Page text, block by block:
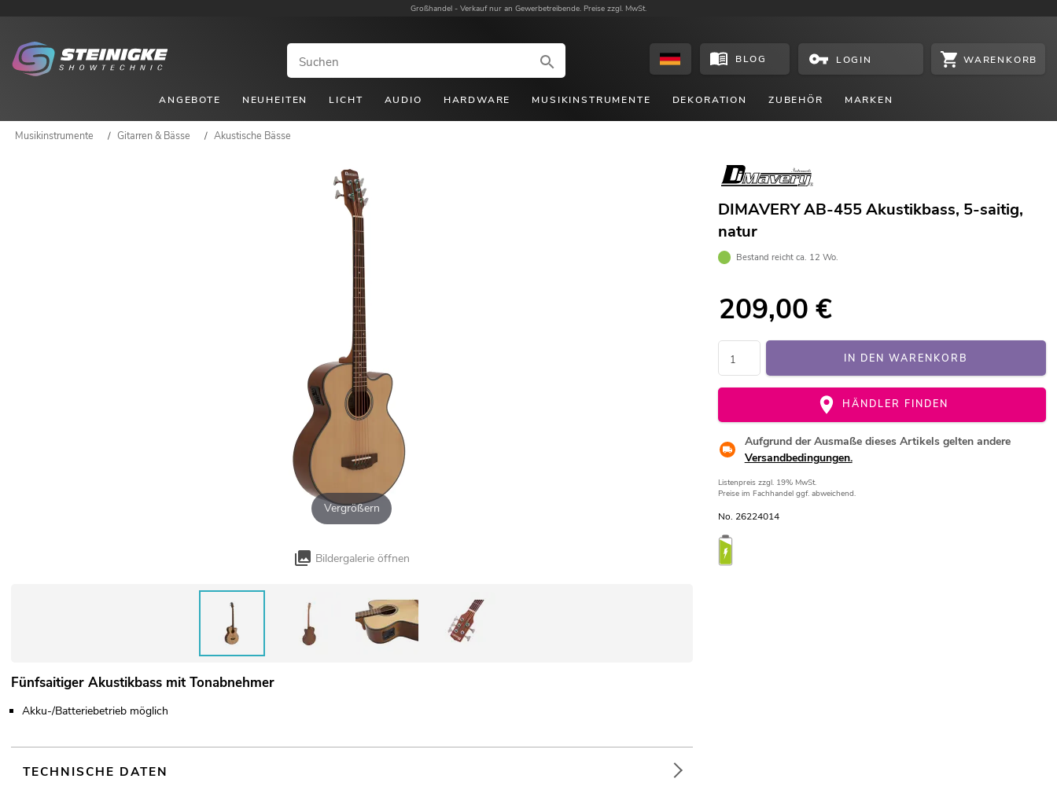
Großhandel - Verkauf nur an Gewerbetreibende. Preise zzgl. MwSt.
BLOG LOGIN WARENKORB
ANGEBOTE NEUHEITEN LICHT AUDIO HARDWARE MUSIKINSTRUMENTE DEKORATION ZUBEHÖR MARKEN
Musikinstrumente / Gitarren & Bässe / Akustische Bässe
Vergrößern
Bildergalerie öffnen
DIMAVERY AB-455 Akustikbass, 5-saitig,
natur
Bestand reicht ca. 12 Wo.
209,00 €
IN DEN WARENKORB
HÄNDLER FINDEN
Aufgrund der Ausmaße dieses Artikels gelten andere
Versandbedingungen.
Listenpreis zzgl. 19% MwSt.
Preise im Fachhandel ggf. abweichend.
No. 26224014
Fünfsaitiger Akustikbass mit Tonabnehmer
Akku-/Batteriebetrieb möglich
TECHNISCHE DATEN